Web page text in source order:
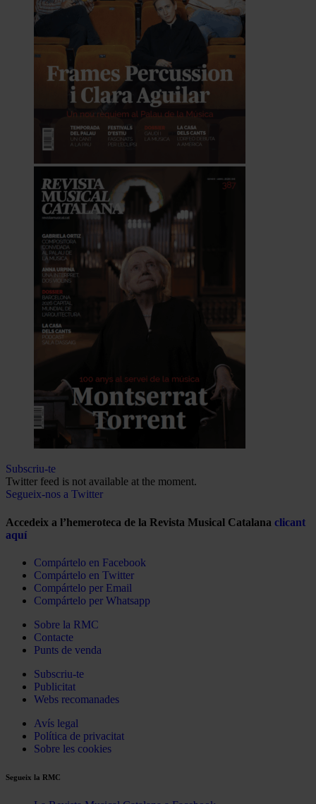
Subscriu-te
Twitter feed is not available at the moment.
Segueix-nos a Twitter
Accedeix a l’hemeroteca de la Revista Musical Catalana clicant
aquí
Compártelo en Facebook
Compártelo en Twitter
Compártelo per Email
Compártelo per Whatsapp
Sobre la RMC
Contacte
Punts de venda
Subscriu-te
Publicitat
Webs recomanades
Avís legal
Política de privacitat
Sobre les cookies
Segueix la RMC